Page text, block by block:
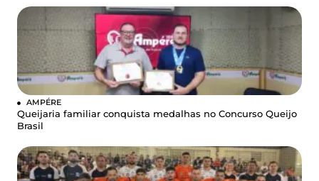
AMPÉRE
Queijaria familiar conquista medalhas no Concurso Queijo
Brasil